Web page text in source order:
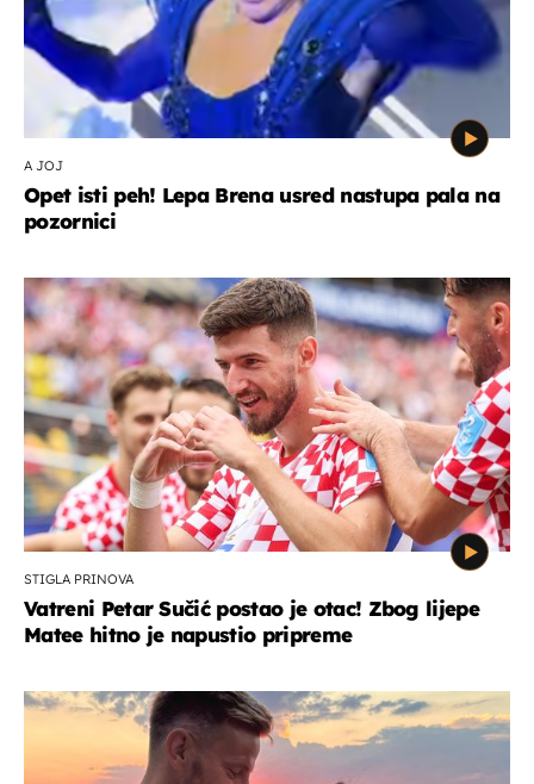
A JOJ
Opet isti peh! Lepa Brena usred nastupa pala na
pozornici
STIGLA PRINOVA
Vatreni Petar Sučić postao je otac! Zbog lijepe
Matee hitno je napustio pripreme